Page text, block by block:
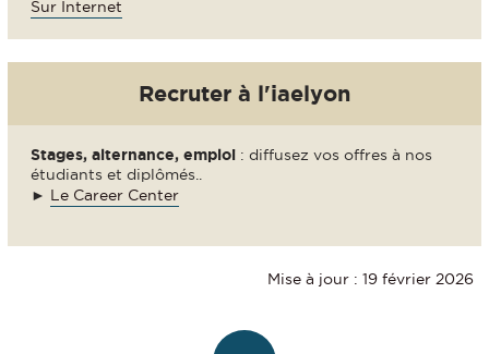
Sur Internet
Recruter à l'iaelyon
Stages, alternance, emploi : diffusez vos offres à nos
étudiants et diplômés..
► Le Career Center
Mise à jour : 19 février 2026